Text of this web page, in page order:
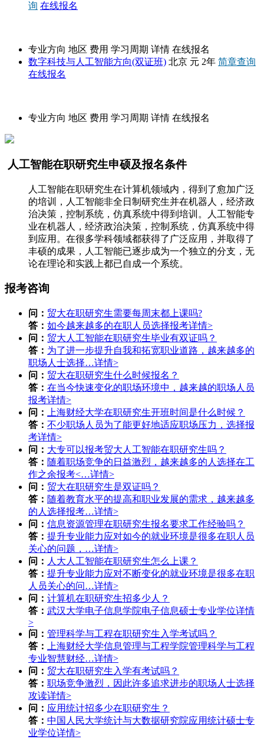
询 在线报名
专业方向 地区 费用 学习周期 详情 在线报名
数字科技与人工智能方向(双证班) 北京 元 2年 简章查询
在线报名
专业方向 地区 费用 学习周期 详情 在线报名
人工智能在职研究生申硕及报名条件
人工智能在职研究生在计算机领域内，得到了愈加广泛
的培训，人工智能非全日制研究生并在机器人，经济政
治决策，控制系统，仿真系统中得到培训。人工智能专
业在机器人，经济政治决策，控制系统，仿真系统中得
到应用。在很多学科领域都获得了广泛应用，并取得了
丰硕的成果，人工智能已逐步成为一个独立的分支，无
论在理论和实践上都已自成一个系统。
报考咨询
问： 贸大在职研究生需要每周末都上课吗?
答： 如今越来越多的在职人员选择报考详情>
问： 贸大人工智能在职研究生毕业有双证吗？
答： 为了进一步提升自我和拓宽职业道路，越来越多的
职场人士选择…详情>
问： 贸大在职研究生什么时候报名？
答： 在当今快速变化的职场环境中，越来越的职场人员
报考详情>
问：
上海财经大学在职研究生开班时间是什么时候？
答： 不少职场人员为了能更好地适应职场压力，选择报
考详情>
问： 大专可以报考贸大人工智能在职研究生吗？
答： 随着职场竞争的日益激烈，越来越多的人选择在工
作之余报考<…详情>
问： 贸大在职研究生是双证吗？
答： 随着教育水平的提高和职业发展的需求，越来越多
的人选择报考…详情>
问： 信息资源管理在职研究生报名要求工作经验吗？
答： 提升专业能力应对如今的就业环境是很多在职人员
关心的问题，…详情>
问： 人大人工智能在职研究生怎么上课？
答： 提升专业能力应对不断变化的就业环境是很多在职
人员关心的问…详情>
问： 计算机在职研究生招多少人？
答： 武汉大学电子信息学院电子信息硕士专业学位详情
>
问： 管理科学与工程在职研究生入学考试吗？
答：
上海财经大学信息管理与工程学院管理科学与工程
专业智慧财经…详情>
问： 贸大在职研究生入学有考试吗？
答： 职场竞争激烈，因此许多追求进步的职场人士选择
攻读详情>
问： 应用统计招多少在职研究生？
答： 中国人民大学统计与大数据研究院应用统计硕士专
业学位详情>